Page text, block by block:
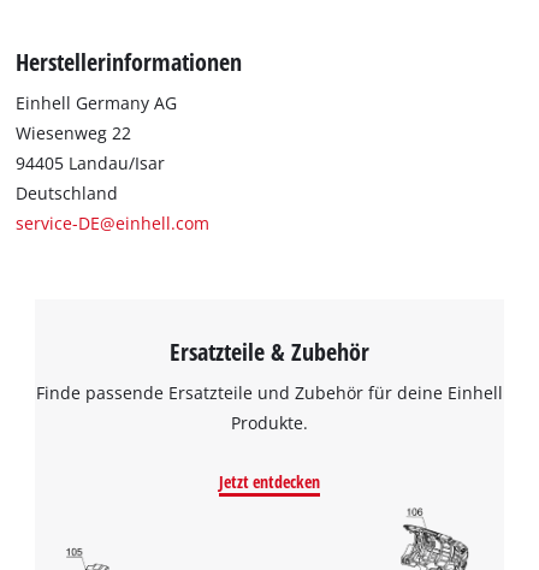
Herstellerinformationen
Einhell Germany AG
Wiesenweg 22
94405 Landau/Isar
Deutschland
service-DE@einhell.com
Ersatzteile & Zubehör
Finde passende Ersatzteile und Zubehör für deine Einhell
Produkte.
Jetzt entdecken